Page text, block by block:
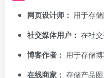
网页设计师： 用于存
社交媒体用户： 在社交
博客作者： 用于存储
在线商家： 存储产品图